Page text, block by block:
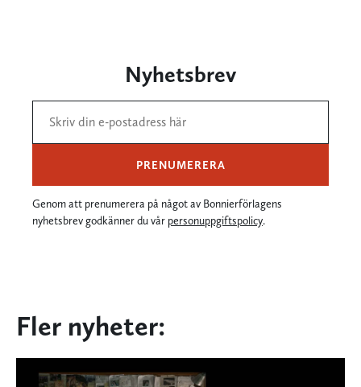
Nyhetsbrev
PRENUMERERA
Genom att prenumerera på något av Bonnierförlagens
nyhetsbrev godkänner du vår personuppgiftspolicy.
Fler nyheter: